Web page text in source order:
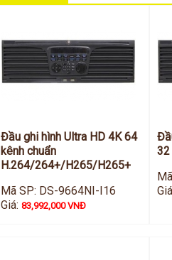
Đầu ghi hình Ultra HD 4K 64
kênh chuẩn
H.264/264+/H265/H265+
Mã SP: DS-9664NI-I16
Giá:83,992,000 VNĐ
32